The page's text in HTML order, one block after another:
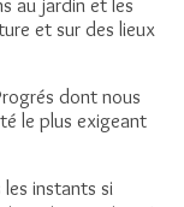
au jardin et les
et sur des lieux
dont nous
le plus exigeant
instants si